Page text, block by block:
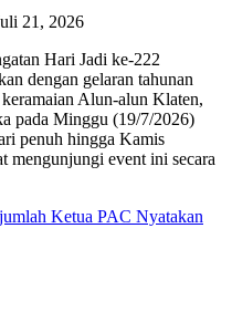
21, 2026
Hari Jadi ke-222
dengan gelaran tahunan
Alun-alun Klaten,
pada Minggu (19/7/2026)
penuh hingga Kamis
mengunjungi event ini secara